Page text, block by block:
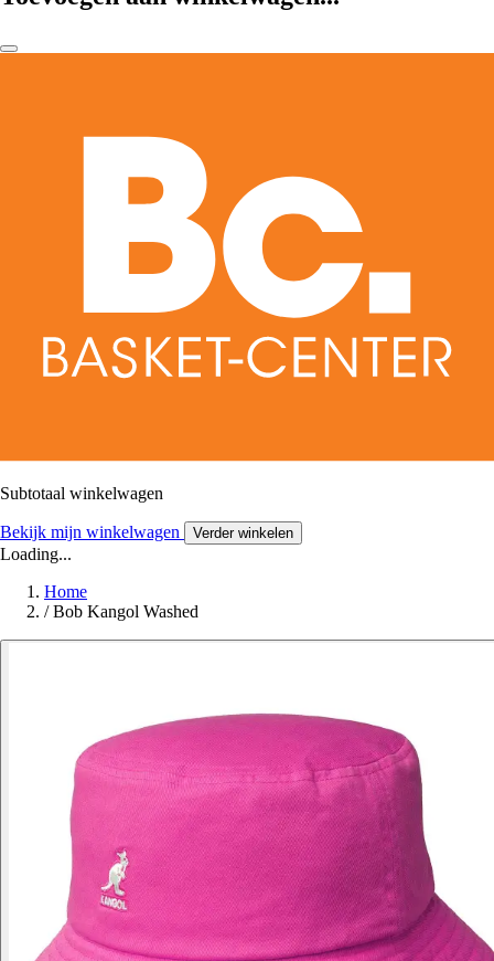
Subtotaal winkelwagen
Bekijk mijn winkelwagen Verder winkelen
Loading...
Home
/ Bob Kangol Washed